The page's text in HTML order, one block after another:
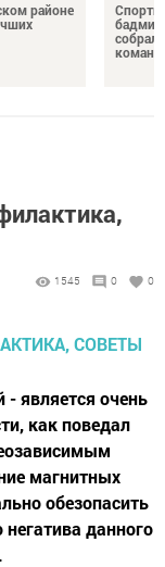
районе
1545 0 0
является очень
как поведал
магнитных
обезопасить
негатива данного